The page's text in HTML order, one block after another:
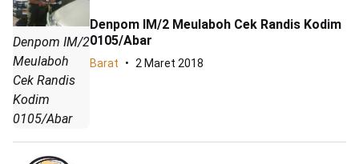
Denpom IM/2
Meulaboh
Cek Randis
Kodim
0105/Abar
Denpom IM/2 Meulaboh Cek Randis Kodim
0105/Abar
Barat 2 Maret 2018